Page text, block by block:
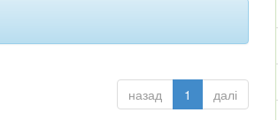
назад 1 далі